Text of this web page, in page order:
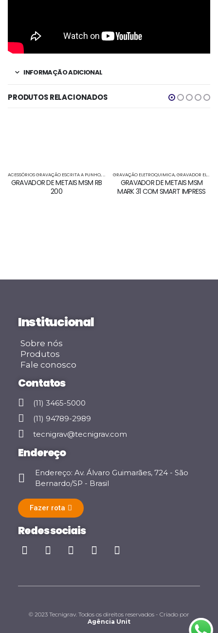
INFORMAÇÃO ADICIONAL
PRODUTOS RELACIONADOS
ACESSÓRIOS GRAVAÇÃO ESCRITA A PUNHO,GRAVAÇÃO ELETROQUIMICA,GRAVADOR
GRAVADOR DE METAIS MSM RB
200
GRAVAÇÃO ELETROQUIMICA,GRAVADOR ELETROQUIMICO
GRAVADOR DE METAIS MSM
MARK 31 COM SMART IMPRESS
Institucional
Sobre nós
Produtos
Fale conosco
Contatos
(11) 3465-5000
(11) 94789-2989
tecnigrav@tecnigrav.com
Endereço
Endereço: Av. Álvaro Guimarães, 724 - São
Bernardo/SP - Brasil
Fazer rota
Redes sociais
© 2023 Tecnigrav. Todos os direitos reservados - Criado por
Agência Unit